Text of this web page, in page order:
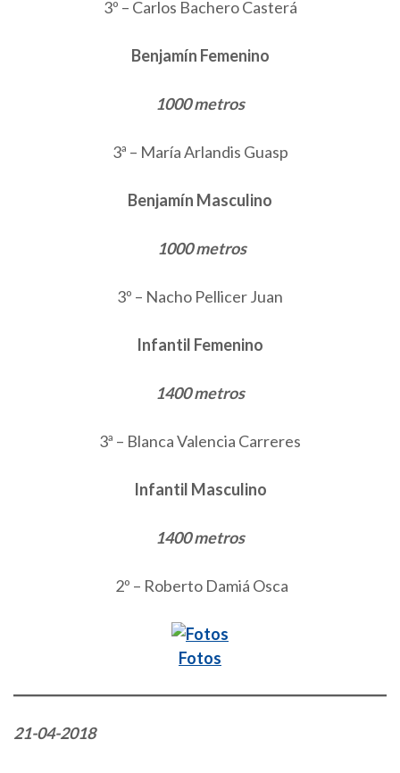
3º – Carlos Bachero Casterá
Benjamín Femenino
1000 metros
3ª – María Arlandis Guasp
Benjamín Masculino
1000 metros
3º – Nacho Pellicer Juan
Infantil Femenino
1400 metros
3ª – Blanca Valencia Carreres
Infantil Masculino
1400 metros
2º – Roberto Damiá Osca
Fotos
21-04-2018